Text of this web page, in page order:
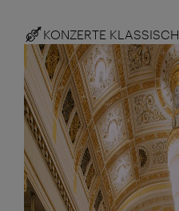
KONZERTE KLASSISCH